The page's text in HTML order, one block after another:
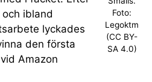
Foto:
Legoktm
(CC BY-
SA 4.0)
ibland
lyckades
den första
Amazon